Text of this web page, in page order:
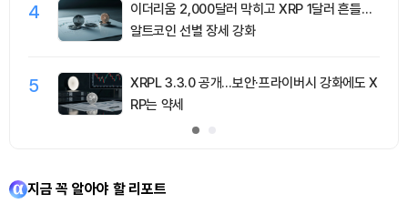
4
이더리움 2,000달러 막히고 XRP 1달러 흔들…
알트코인 선별 장세 강화
5
XRPL 3.3.0 공개…보안·프라이버시 강화에도 X
RP는 약세
지금 꼭 알아야 할 리포트